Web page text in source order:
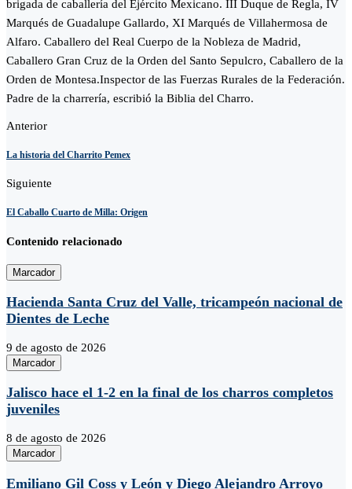
brigada de caballería del Ejército Mexicano. III Duque de Regla, IV
Marqués de Guadalupe Gallardo, XI Marqués de Villahermosa de
Alfaro. Caballero del Real Cuerpo de la Nobleza de Madrid,
Caballero Gran Cruz de la Orden del Santo Sepulcro, Caballero de la
Orden de Montesa.Inspector de las Fuerzas Rurales de la Federación.
Padre de la charrería, escribió la Biblia del Charro.
Anterior
La historia del Charrito Pemex
Siguiente
El Caballo Cuarto de Milla: Origen
Contenido relacionado
Marcador
Hacienda Santa Cruz del Valle, tricampeón nacional de
Dientes de Leche
9 de agosto de 2026
Marcador
Jalisco hace el 1-2 en la final de los charros completos
juveniles
8 de agosto de 2026
Marcador
Emiliano Gil Coss y León y Diego Alejandro Arroyo